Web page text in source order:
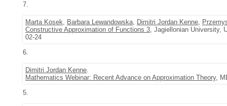
7.
Marta Kosek, Barbara Lewandowska, Dimitri Jordan Kenne,
Constructive Approximation of Functions 3, Jagiellonian University,
02-24
6.
Dimitri Jordan Kenne.
Mathematics Webinar: Recent Advance on Approximation Theory,
5.